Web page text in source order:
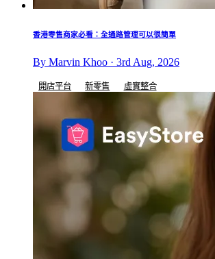
香港零售商家必看：全通路管理可以很簡單
By Marvin Khoo · 3rd Aug, 2026
開店平台 新零售 虛實整合